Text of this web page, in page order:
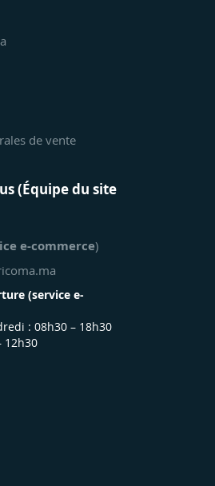
de vente
(Équipe du site
e-commerce)
(service e-
: 08h30 – 18h30
12h30